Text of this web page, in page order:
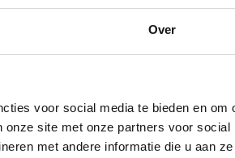
Over
voor social media te bieden en om
site met onze partners voor social
met andere informatie die u aan
goed met lichte wanden, hout
zonder haken, waardoor deze